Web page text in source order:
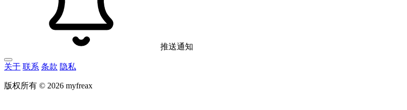
推送通知
关于 联系 条款 隐私
版权所有 © 2026 myfreax